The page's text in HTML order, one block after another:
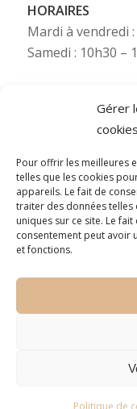
Gérer
cookies
Pour offrir les meilleures
telles que les cookies
appareils. Le fait de
traiter des données telles
uniques sur ce site. Le
consentement peut avoir
et fonctions.
Politique de
HORAIRES
Mardi à vendredi
Samedi : 10h30 –
Besoin de plus
Pour toute
etc.), Starsdeco
numéros
de la filiale
N’hésitez pas à